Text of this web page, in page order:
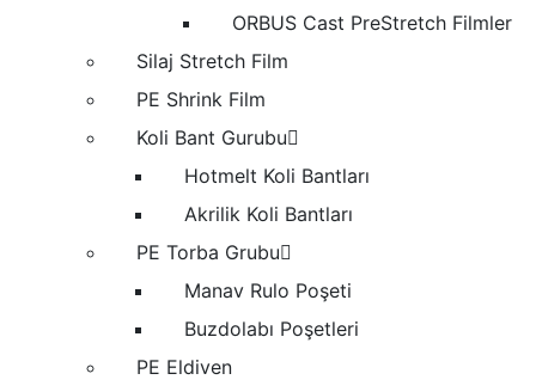
ORBUS Cast PreStretch Filmler
Silaj Stretch Film
PE Shrink Film
Koli Bant Gurubu
Hotmelt Koli Bantları
Akrilik Koli Bantları
PE Torba Grubu
Manav Rulo Poşeti
Buzdolabı Poşetleri
PE Eldiven